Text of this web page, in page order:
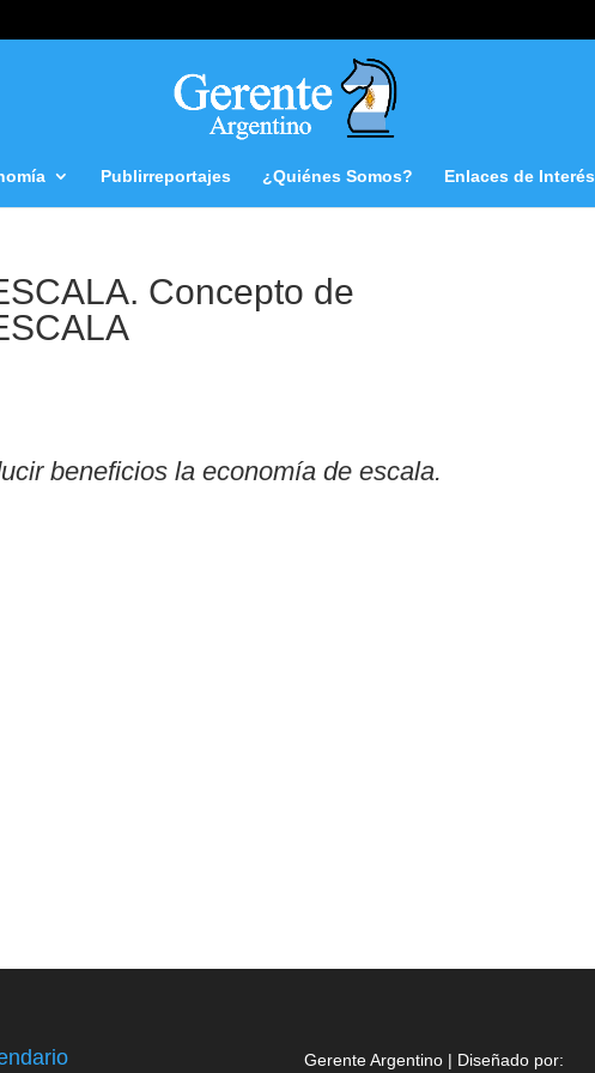
Publirreportajes ¿Quiénes Somos? Enlaces de Interés
Concepto de
beneficios la economía de escala.
Gerente Argentino | Diseñado por: